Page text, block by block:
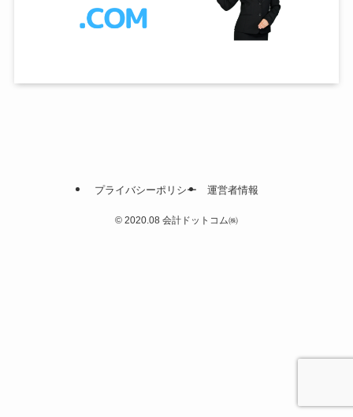
プライバシーポリシー 運営者情報
© 2020.08 会計ドットコム㈱